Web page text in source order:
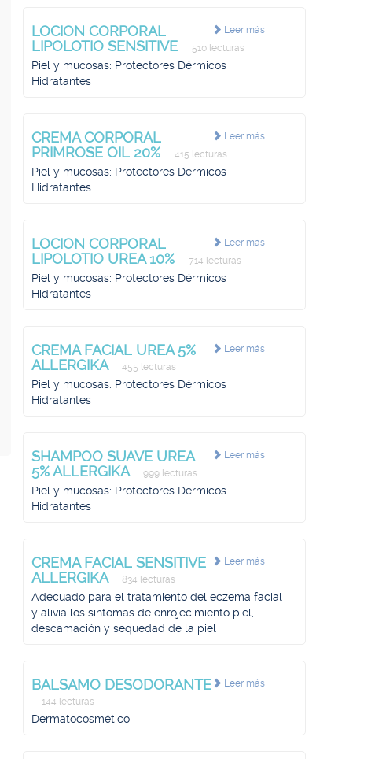
Leer más
LOCION CORPORAL
LIPOLOTIO SENSITIVE
510 lecturas
Piel y mucosas: Protectores Dérmicos
Hidratantes
Leer más
CREMA CORPORAL
PRIMROSE OIL 20%
415 lecturas
Piel y mucosas: Protectores Dérmicos
Hidratantes
Leer más
LOCION CORPORAL
LIPOLOTIO UREA 10%
714 lecturas
Piel y mucosas: Protectores Dérmicos
Hidratantes
Leer más
CREMA FACIAL UREA 5%
ALLERGIKA
455 lecturas
Piel y mucosas: Protectores Dérmicos
Hidratantes
Leer más
SHAMPOO SUAVE UREA
5% ALLERGIKA
999 lecturas
Piel y mucosas: Protectores Dérmicos
Hidratantes
Leer más
CREMA FACIAL SENSITIVE
ALLERGIKA
834 lecturas
Adecuado para el tratamiento del eczema facial
y alivia los síntomas de enrojecimiento piel,
descamación y sequedad de la piel
Leer más
BALSAMO DESODORANTE
144 lecturas
Dermatocosmético